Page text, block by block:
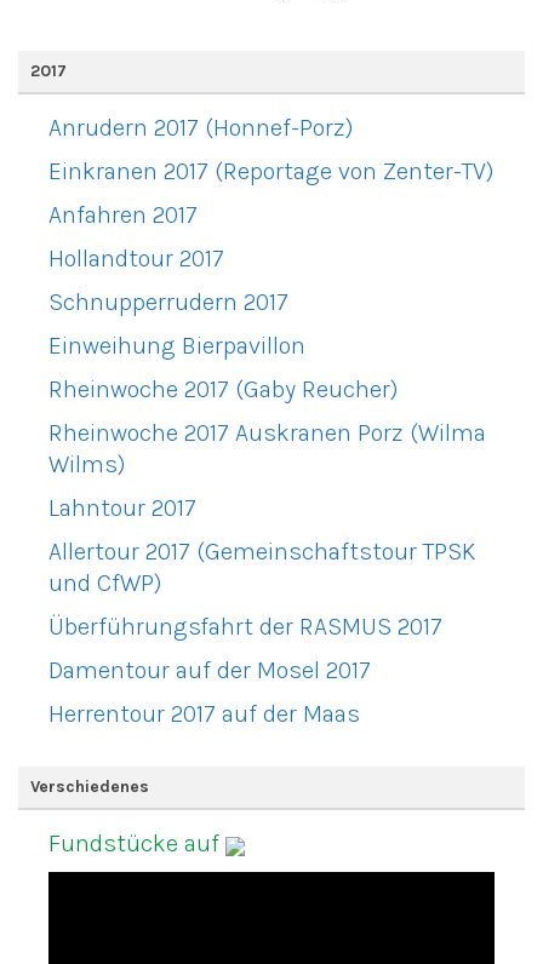
2017
Anrudern 2017 (Honnef-Porz)
Einkranen 2017 (Reportage von Zenter-TV)
Anfahren 2017
Hollandtour 2017
Schnupperrudern 2017
Einweihung Bierpavillon
Rheinwoche 2017 (Gaby Reucher)
Rheinwoche 2017 Auskranen Porz (Wilma
Wilms)
Lahntour 2017
Allertour 2017 (Gemeinschaftstour TPSK
und CfWP)
Überführungsfahrt der RASMUS 2017
Damentour auf der Mosel 2017
Herrentour 2017 auf der Maas
Verschiedenes
Fundstücke auf